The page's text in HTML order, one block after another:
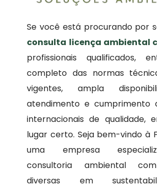
Se você está procurando por
consulta licença ambiental
profissionais qualificados,
completo das normas
vigentes, ampla
atendimento e cumprimento
internacionais de qualidade,
lugar certo. Seja bem-vindo à
uma empresa
consultoria ambiental
diversas em